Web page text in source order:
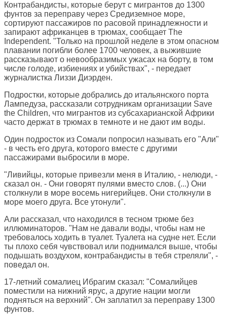
Контрабандисты, которые берут с мигрантов до 1300
фунтов за переправу через Средиземное море,
сортируют пассажиров по расовой принадлежности и
запирают африканцев в трюмах, сообщает The
Independent. "Только на прошлой неделе в этом опасном
плавании погибли более 1700 человек, а выжившие
рассказывают о невообразимых ужасах на борту, в том
числе голоде, избиениях и убийствах", - передает
журналистка Лиззи Диэрден.
Подростки, которые добрались до итальянского порта
Лампедуза, рассказали сотрудникам организации Save
the Children, что мигрантов из субсахарианской Африки
часто держат в трюмах в темноте и не дают им воды.
Один подросток из Сомали попросил называть его "Али"
- в честь его друга, которого вместе с другими
пассажирами выбросили в море.
"Ливийцы, которые привезли меня в Италию, - нелюди, -
сказал он. - Они говорят пулями вместо слов. (...) Они
столкнули в море восемь нигерийцев. Они столкнули в
море моего друга. Все утонули".
Али рассказал, что находился в тесном трюме без
иллюминаторов. "Нам не давали воды, чтобы нам не
требовалось ходить в туалет. Туалета на судне нет. Если
ты плохо себя чувствовал или поднимался выше, чтобы
подышать воздухом, контрабандисты в тебя стреляли", -
поведал он.
17-летний сомалиец Ибрагим сказал: "Сомалийцев
поместили на нижний ярус, а другие нации могли
подняться на верхний". Он заплатил за переправу 1300
фунтов.